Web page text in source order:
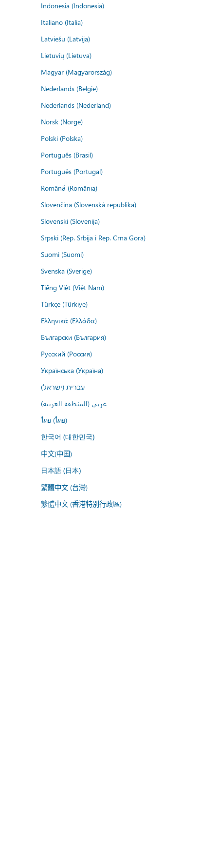
Indonesia (Indonesia)
Italiano (Italia)
Latviešu (Latvija)
Lietuvių (Lietuva)
Magyar (Magyarország)
Nederlands (België)
Nederlands (Nederland)
Norsk (Norge)
Polski (Polska)
Português (Brasil)
Português (Portugal)
Română (România)
Slovenčina (Slovenská republika)
Slovenski (Slovenija)
Srpski (Rep. Srbija i Rep. Crna Gora)
Suomi (Suomi)
Svenska (Sverige)
Tiếng Việt (Việt Nam)
Türkçe (Türkiye)
Ελληνικά (Ελλάδα)
Български (България)
Русский (Россия)
Українська (Україна)
עברית (ישראל)
عربي (المنطقة العربية)
ไทย (ไทย)
한국어 (대한민국)
中文(中国)
日本語 (日本)
繁體中文 (台灣)
繁體中文 (香港特別行政區)